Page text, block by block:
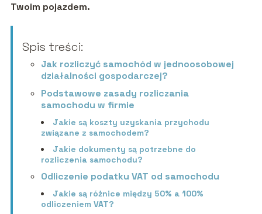
Twoim pojazdem.
Spis treści:
Jak rozliczyć samochód w jednoosobowej
działalności gospodarczej?
Podstawowe zasady rozliczania
samochodu w firmie
Jakie są koszty uzyskania przychodu
związane z samochodem?
Jakie dokumenty są potrzebne do
rozliczenia samochodu?
Odliczenie podatku VAT od samochodu
Jakie są różnice między 50% a 100%
odliczeniem VAT?